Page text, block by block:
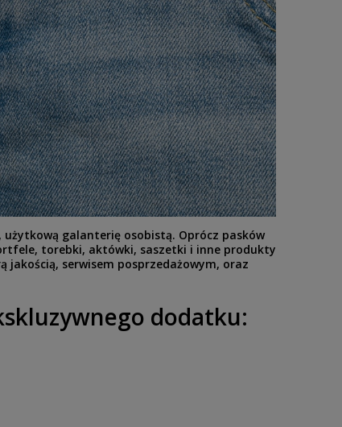
galanterię osobistą. Oprócz pasków
torebki, aktówki, saszetki i inne produkty
serwisem posprzedażowym, oraz
dodatku: